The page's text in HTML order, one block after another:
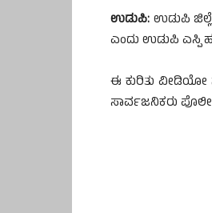
ಉಡುಪಿ: ಉಡುಪಿ
ಎಂದು ಉಡುಪಿ ಎಸ್ಪಿ
ಈ ಕುರಿತು ವೀಡಿಯೋ
ಸಾರ್ವಜನಿಕರು